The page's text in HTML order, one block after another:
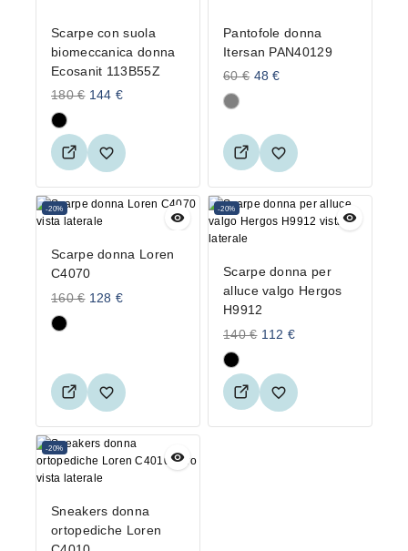
Scarpe con suola
biomeccanica donna
Ecosanit 113B55Z
180€ 144€
Pantofole donna
Itersan PAN40129
60€ 48€
-20%
Scarpe donna Loren
C4070
160€ 128€
-20%
Scarpe donna per
alluce valgo Hergos
H9912
140€ 112€
-20%
Sneakers donna
ortopediche Loren